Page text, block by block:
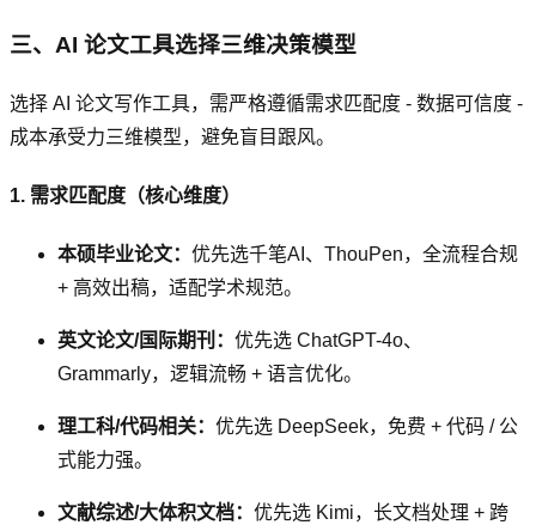
三、AI 论文工具选择三维决策模型
选择 AI 论文写作工具，需严格遵循需求匹配度 - 数据可信度 -
成本承受力三维模型，避免盲目跟风。
1. 需求匹配度（核心维度）
本硕毕业论文： 优先选千笔AI、ThouPen，全流程合规
+ 高效出稿，适配学术规范。
英文论文/国际期刊： 优先选 ChatGPT-4o、
Grammarly，逻辑流畅 + 语言优化。
理工科/代码相关： 优先选 DeepSeek，免费 + 代码 / 公
式能力强。
文献综述/大体积文档： 优先选 Kimi，长文档处理 + 跨